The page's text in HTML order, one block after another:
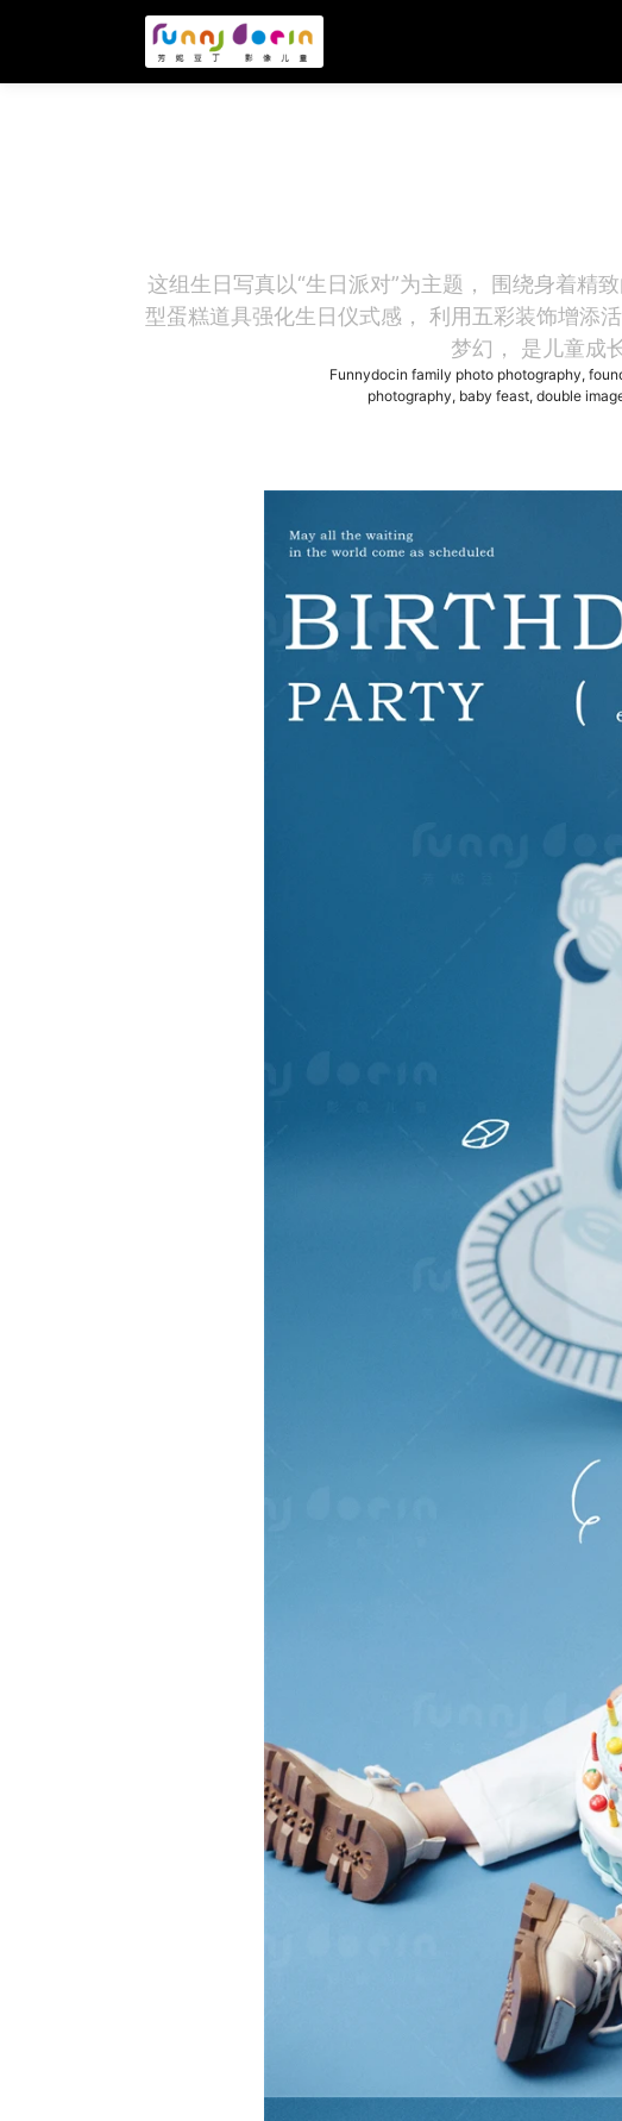
这组生日写真以“生日派对”为主题， 围绕身着精
型蛋糕道具强化生日仪式感， 利用五彩装饰增添
梦幻， 是儿童成
Funnydocin family photo photography,
photography, baby feast, double